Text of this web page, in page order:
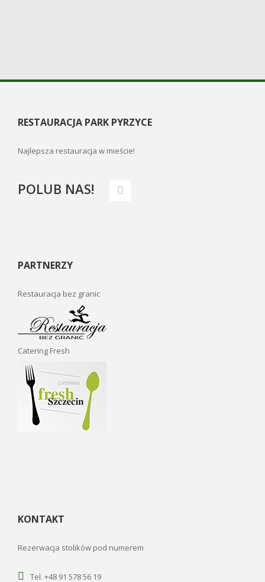
RESTAURACJA PARK PYRZYCE
Najlepsza restauracja w mieście!
POLUB NAS!
PARTNERZY
Restauracja bez granic
Catering Fresh
KONTAKT
Rezerwacja stolików pod numerem
Tel. +48 91 578 56 19